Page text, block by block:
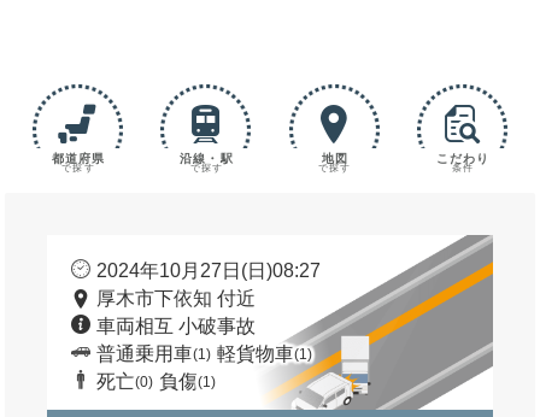
都道府県
で探す
沿線・駅
で探す
地図
で探す
こだわり
条件
2024年10月27日(日)08:27
厚木市下依知 付近
車両相互 小破事故
普通乗用車(1) 軽貨物車(1)
死亡(0) 負傷(1)